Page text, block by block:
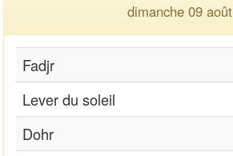
dimanche 09 août
Fadjr
Lever du soleil
Dohr